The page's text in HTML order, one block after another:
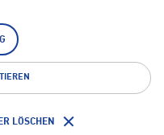
LÖSCHEN